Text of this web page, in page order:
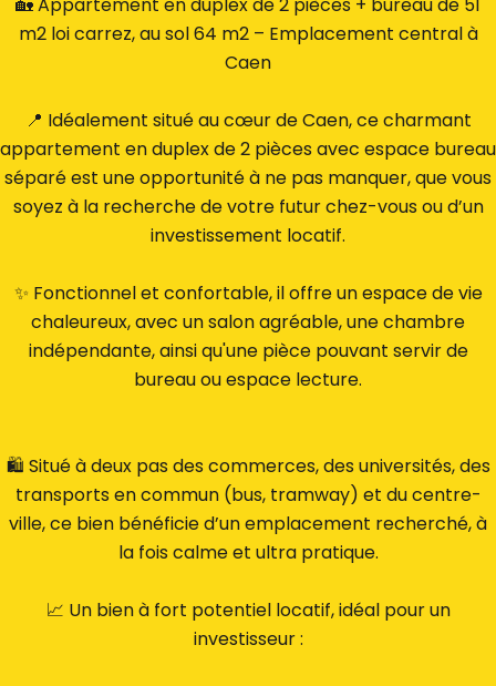
m2 loi carrez, au sol 64 m2 – Emplacement central à
Caen
📍 Idéalement situé au cœur de Caen, ce charmant
appartement en duplex de 2 pièces avec espace bureau
séparé est une opportunité à ne pas manquer, que vous
soyez à la recherche de votre futur chez-vous ou d’un
investissement locatif.
✨ Fonctionnel et confortable, il offre un espace de vie
chaleureux, avec un salon agréable, une chambre
indépendante, ainsi qu'une pièce pouvant servir de
bureau ou espace lecture.
🛍️ Situé à deux pas des commerces, des universités, des
transports en commun (bus, tramway) et du centre-
ville, ce bien bénéficie d’un emplacement recherché, à
la fois calme et ultra pratique.
📈 Un bien à fort potentiel locatif, idéal pour un
investisseur :